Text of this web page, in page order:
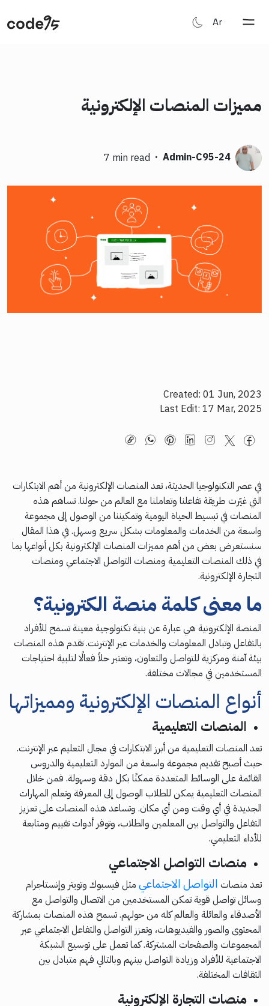
Ar
مميزات المنصات الإلكترونية
Admin-C95-24
·
7 min read
Created: 01 Jun, 2023
Last Edit: 17 Mar, 2025
في عصر التكنولوجيا الحديثة، تعد المنصات الإلكترونية من أهم الابتكارات
التي غيّرت طريقة تفاعلنا وتعاملنا مع العالم من حولنا. تساهم هذه
المنصات في تبسيط الحياة اليومية وتمكيننا من الوصول إلى مجموعة
واسعة من الخدمات والمعلومات بشكل سريع وسهل. في هذا المقال
سنستعرض بعض من أهم مميزات المنصات الإلكترونية بكل أنواعها بما
في ذلك المنصات التعليمية ومنصات التواصل الاجتماعي ومنصات
التجارة الإلكترونية.
ما معنى كلمة منصة الكترونية؟
المنصة الإلكترونية هي عبارة عن بنية تكنولوجية معينة تسمح للأفراد
بالتفاعل وتبادل المعلومات والخدمات عبر الإنترنت. تقدم هذه المنصات
بيئة آمنة ومركزية للتواصل والتعاون، وتعتبر حلاً فعالًا لتلبية احتياجات
المستخدمين في مجالات مختلفة.
أنواع المنصات الإلكترونية ومميزاتها
المنصات التعليمية
تعد المنصات التعليمية من أبرز الابتكارات في مجال التعليم عبر الإنترنت.
حيث أصبح تقديم مجموعة واسعة من الموارد التعليمية والدروس
القائمة على الوسائط المتعددة ممكنًا بكل دقة وسهولة. فمن خلال
المنصات التعليمية يمكن للطلاب الوصول إلى المعرفة وتعلم المهارات
الجديدة في أي وقت ومن أي مكان. وتساعد هذه المنصات على تعزيز
التفاعل والتواصل بين المعلمين والطلاب، وتوفر أدوات تقييم ومتابعة
للأداء التعليمي.
منصات التواصل الاجتماعي
تعد منصات التواصل الاجتماعي مثل فيسبوك وتويتر وإنستاجرام
وسائل تواصل قوية تمكن المستخدمين من الاتصال والتواصل مع
الأصدقاء والعائلة والعالم كله من حولهم. تسمح هذه المنصات بمشاركة
المحتوى والصور والفيديوهات، وتعزز التواصل والتفاعل الاجتماعي عبر
المجموعات والصفحات المشتركة. كما تعمل على توسيع الشبكة
الاجتماعية للأفراد وزيادة التواصل بينهم وبالتالي فهم متبادل بين
الثقافات المختلفة.
منصات التجارة الإلكترونية